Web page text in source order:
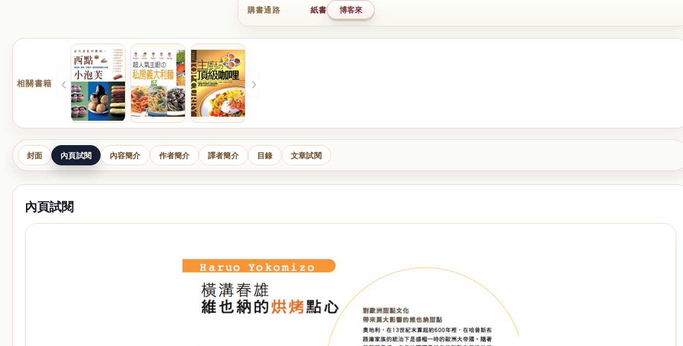
購書通路 紙書 博客來
相關書籍 ‹ ›
封面 內頁試閱 內容簡介 作者簡介 譯者簡介 目錄 文章試閱
內頁試閱